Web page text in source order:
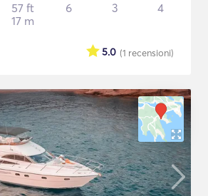
57 ft
17 m
6 3 4
(1 recensioni)
5.0